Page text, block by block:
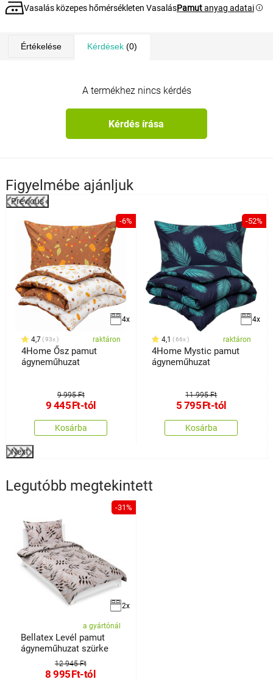
Vasalás közepes hőmérsékleten VasalásPamutanyag adatai
Értékelése Kérdések(0)
A termékhez nincs kérdés
Kérdés írása
Figyelmébe ajánljuk
Previous
-6%
4x
4,7 93x raktáron
4Home Ősz pamut
ágyneműhuzat
9 995 Ft
9 445Ft-tól
Kosárba
-52%
4x
4,1 66x raktáron
4Home Mystic pamut
ágyneműhuzat
11 995 Ft
5 795Ft-tól
Kosárba
Next
Legutóbb megtekintett
-31%
2x
a gyártónál
Bellatex Levél pamut
ágyneműhuzat szürke
12 945 Ft
8 995Ft-tól